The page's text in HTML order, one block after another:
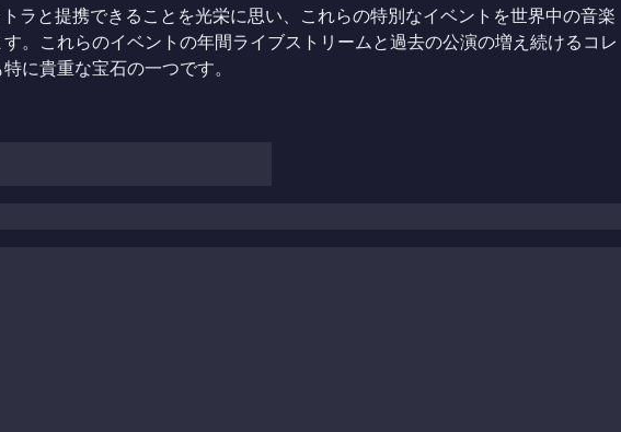
ラと提携できることを光栄に思い、これらの特別なイベントを世界中の音楽
。これらのイベントの年間ライブストリームと過去の公演の増え続けるコレ
に貴重な宝石の一つです。